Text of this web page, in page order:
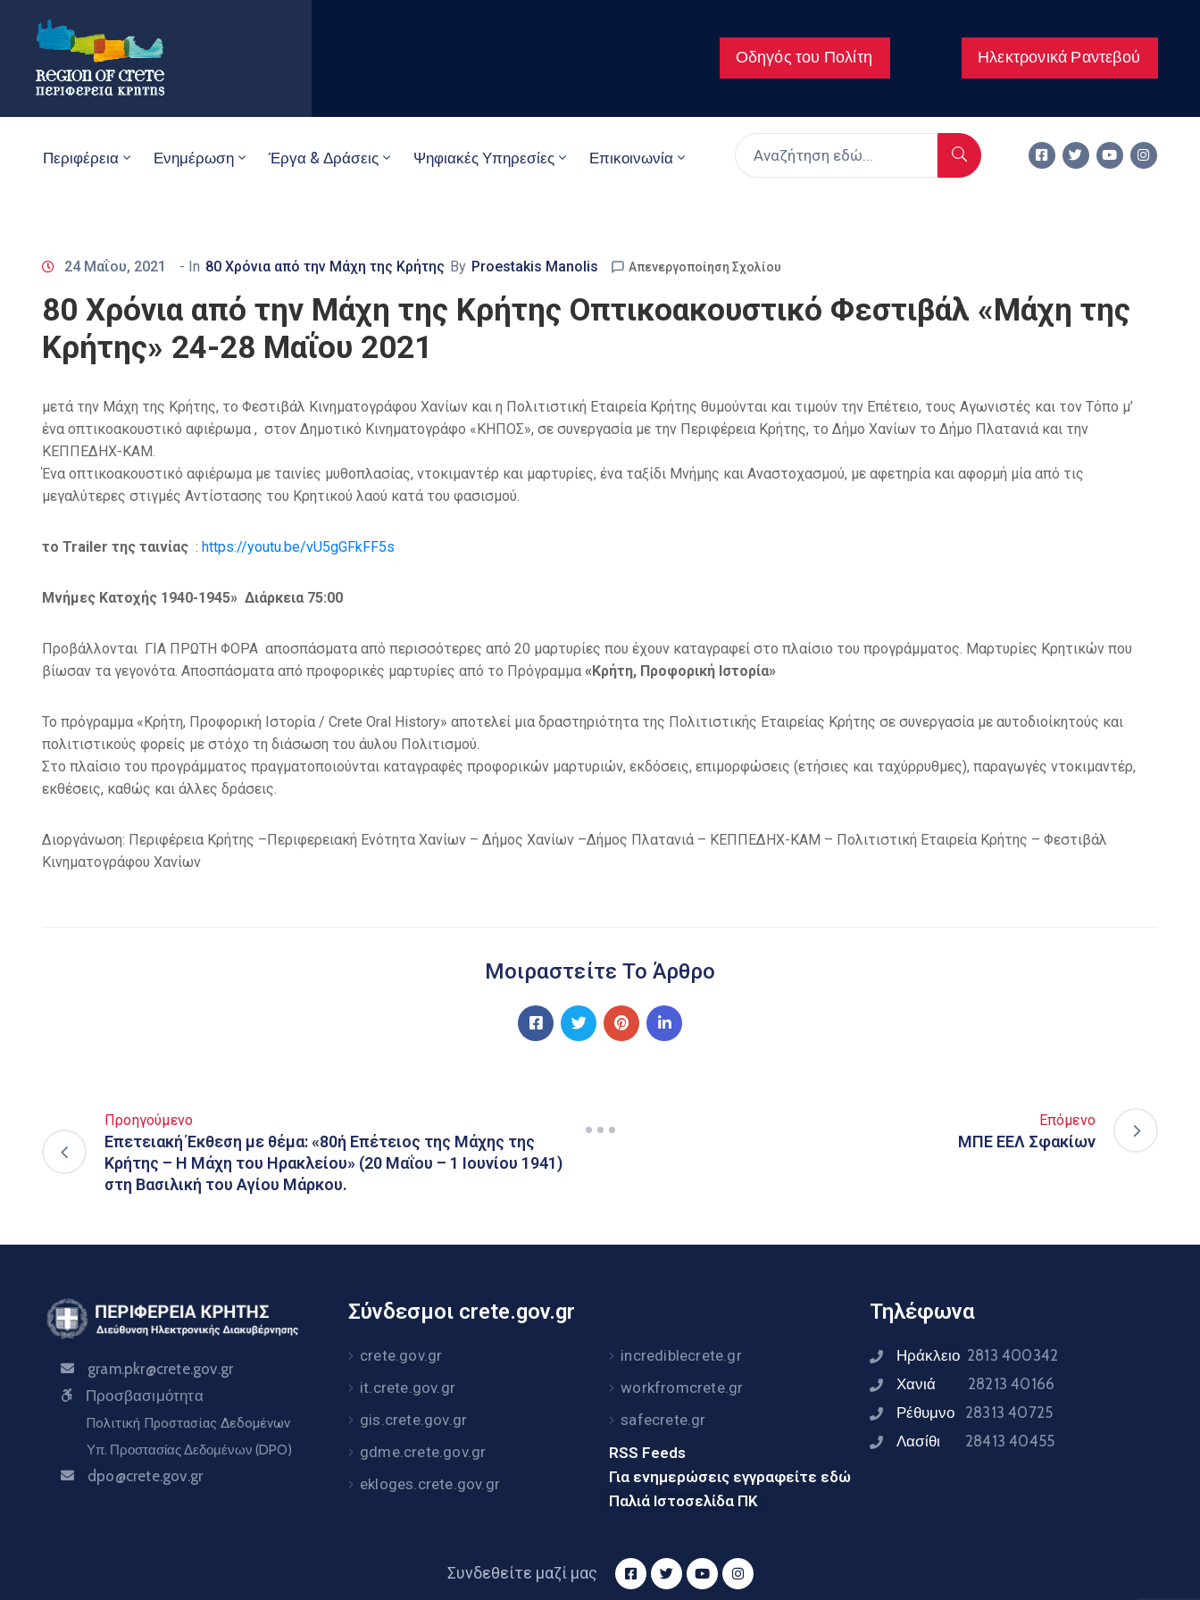
Οδηγός του Πολίτη Ηλεκτρονικά Ραντεβού
Περιφέρεια Ενημέρωση Έργα & Δράσεις Ψηφιακές Υπηρεσίες Επικοινωνία
24 Μαΐου, 2021 - In 80 Χρόνια από την Μάχη της Κρήτης By Proestakis Manolis Απενεργοποίηση Σχολίου
80 Χρόνια από την Μάχη της Κρήτης Οπτικοακουστικό Φεστιβάλ «Μάχη της
Κρήτης» 24-28 Μαΐου 2021
μετά την Μάχη της Κρήτης, το Φεστιβάλ Κινηματογράφου Χανίων και η Πολιτιστική Εταιρεία Κρήτης θυμούνται και τιμούν την Επέτειο, τους Αγωνιστές και τον Τόπο μ’
ένα οπτικοακουστικό αφιέρωμα , στον Δημοτικό Κινηματογράφο «ΚΗΠΟΣ», σε συνεργασία με την Περιφέρεια Κρήτης, το Δήμο Χανίων το Δήμο Πλατανιά και την
ΚΕΠΠΕΔΗΧ-ΚΑΜ.
Ένα οπτικοακουστικό αφιέρωμα με ταινίες μυθοπλασίας, ντοκιμαντέρ και μαρτυρίες, ένα ταξίδι Μνήμης και Αναστοχασμού, με αφετηρία και αφορμή μία από τις
μεγαλύτερες στιγμές Αντίστασης του Κρητικού λαού κατά του φασισμού.
το Trailer της ταινίας : https://youtu.be/vU5gGFkFF5s
Μνήμες Κατοχής 1940-1945» Διάρκεια 75:00
Προβάλλονται ΓΙΑ ΠΡΩΤΗ ΦΟΡΑ αποσπάσματα από περισσότερες από 20 μαρτυρίες που έχουν καταγραφεί στο πλαίσιο του προγράμματος. Μαρτυρίες Κρητικών που
βίωσαν τα γεγονότα. Αποσπάσματα από προφορικές μαρτυρίες από το Πρόγραμμα «Κρήτη, Προφορική Ιστορία»
Το πρόγραμμα «Κρήτη, Προφορική Ιστορία / Crete Oral History» αποτελεί μια δραστηριότητα της Πολιτιστικής Εταιρείας Κρήτης σε συνεργασία με αυτοδιοίκητούς και
πολιτιστικούς φορείς με στόχο τη διάσωση του άυλου Πολιτισμού.
Στο πλαίσιο του προγράμματος πραγματοποιούνται καταγραφές προφορικών μαρτυριών, εκδόσεις, επιμορφώσεις (ετήσιες και ταχύρρυθμες), παραγωγές ντοκιμαντέρ,
εκθέσεις, καθώς και άλλες δράσεις.
Διοργάνωση: Περιφέρεια Κρήτης –Περιφερειακή Ενότητα Χανίων – Δήμος Χανίων –Δήμος Πλατανιά – ΚΕΠΠΕΔΗΧ-ΚΑΜ – Πολιτιστική Εταιρεία Κρήτης – Φεστιβάλ
Κινηματογράφου Χανίων
Μοιραστείτε Το Άρθρο
Προηγούμενο
Επετειακή Έκθεση με θέμα: «80ή Επέτειος της Μάχης της
Κρήτης – Η Μάχη του Ηρακλείου» (20 Μαΐου – 1 Ιουνίου 1941)
στη Βασιλική του Αγίου Μάρκου.
Επόμενο
ΜΠΕ ΕΕΛ Σφακίων
gram.pkr@crete.gov.gr
Προσβασιμότητα
Πολιτική Προστασίας Δεδομένων
Υπ. Προστασίας Δεδομένων (DPO)
dpo@crete.gov.gr
Σύνδεσμοι crete.gov.gr
crete.gov.gr
it.crete.gov.gr
gis.crete.gov.gr
gdme.crete.gov.gr
ekloges.crete.gov.gr
incrediblecrete.gr
workfromcrete.gr
safecrete.gr
RSS Feeds
Για ενημερώσεις εγγραφείτε εδώ
Παλιά Ιστοσελίδα ΠΚ
Τηλέφωνα
Ηράκλειο 2813 400342
Χανιά 28213 40166
Ρέθυμνο 28313 40725
Λασίθι 28413 40455
Συνδεθείτε μαζί μας